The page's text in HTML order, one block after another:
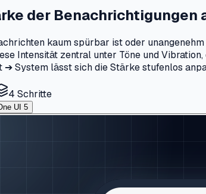
der Benachrichtigungen
kaum spürbar ist oder
Intensität zentral unter Töne und
System lässt sich die Stärke stufenlos
4 Schritte
UI 5